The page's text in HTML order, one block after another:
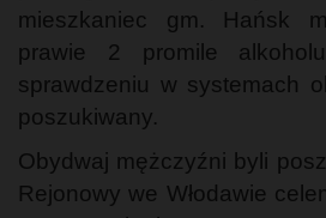
mieszkaniec gm. Hańsk
prawie 2 promile
sprawdzeniu w systemach
poszukiwany.
Obydwaj mężczyźni byli
Rejonowy we Włodawie